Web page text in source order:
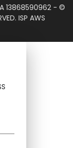
13868590962 - ©
ISP AWS